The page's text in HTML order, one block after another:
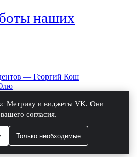
наших
— Георгий Кош
— Дарья Филиппенко
— Дмитрий Маркин
по смешанному свету
Метрику и виджеты VK. Они
согласия.
Только необходимые